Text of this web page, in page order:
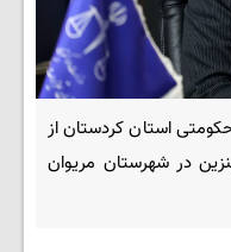
استان کردستان از
در شهرستان مریوان